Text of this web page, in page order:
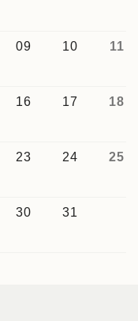
09 10 11
16 17 18
23 24 25
30 31